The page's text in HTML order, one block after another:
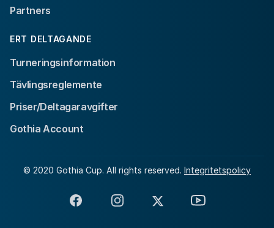
Partners
ERT DELTAGANDE
Turneringsinformation
Tävlingsreglemente
Priser/Deltagaravgifter
Gothia Account
© 2020 Gothia Cup. All rights reserved. Integritetspolicy
FacebookInstagram
X YouTube